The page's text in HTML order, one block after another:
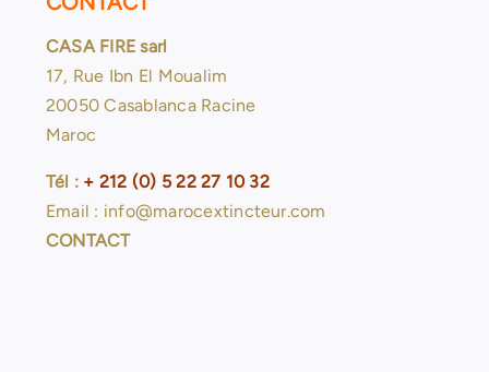
CASA FIRE sarl
17, Rue Ibn El Moualim
20050 Casablanca Racine
Maroc
Tél : + 212 (0) 5 22 27 10 32
Email : info@marocextincteur.com
CONTACT